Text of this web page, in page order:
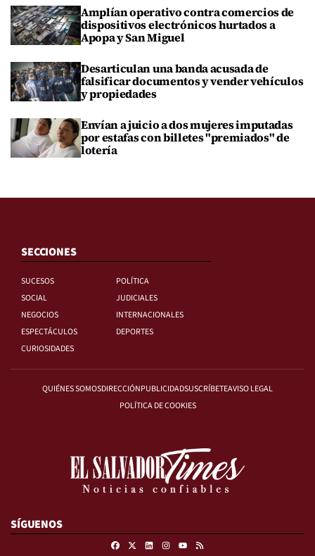
Amplían operativo contra comercios de
dispositivos electrónicos hurtados a
Apopa y San Miguel
Desarticulan una banda acusada de
falsificar documentos y vender vehículos
y propiedades
Envían a juicio a dos mujeres imputadas
por estafas con billetes "premiados" de
lotería
SECCIONES
SUCESOS
POLÍTICA
SOCIAL
JUDICIALES
NEGOCIOS
INTERNACIONALES
ESPECTÁCULOS
DEPORTES
CURIOSIDADES
QUIÉNES SOMOSDIRECCIÓNPUBLICIDADSUSCRÍBETEAVISO LEGAL
POLÍTICA DE COOKIES
SÍGUENOS
FacebookLinkedinInstagramRSS